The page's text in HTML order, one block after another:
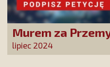
Murem za
Babiarzem -
władz TVP
lipiec 2024